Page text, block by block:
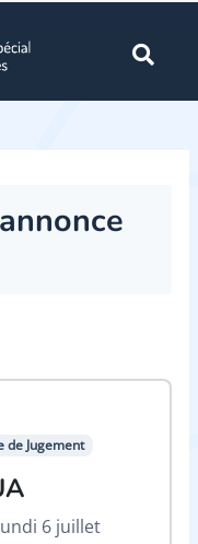
de Jugement
6 juillet